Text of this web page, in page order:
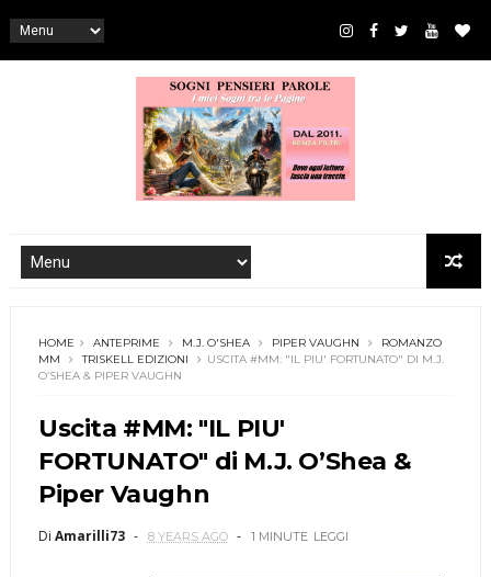
HOME ANTEPRIME M.J. O'SHEA PIPER VAUGHN
ROMANZO
MM
TRISKELL EDIZIONI
USCITA #MM: "IL PIU' FORTUNATO" DI M.J.
O’SHEA & PIPER VAUGHN
Uscita #MM: "IL PIU'
FORTUNATO" di M.J. O’Shea &
Piper Vaughn
Di Amarilli73 8 YEARS AGO 1 MINUTE LEGGI